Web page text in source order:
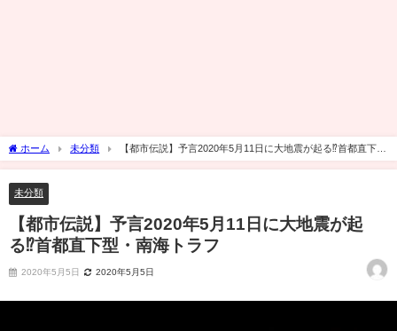
ホーム 未分類
【都市伝説】予言2020年5月11日に大地震が起る⁉︎首都直下
型・南海トラフ
未分類
【都市伝説】予言2020年5月11日に大地震が起
る⁉︎首都直下型・南海トラフ
2020年5月5日 2020年5月5日